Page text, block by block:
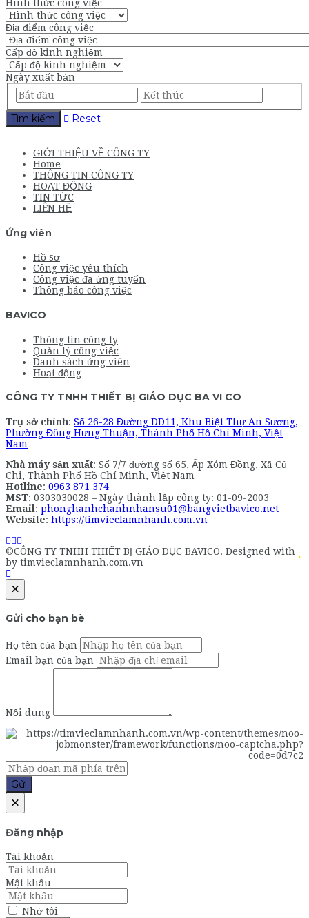
Hình thức công việc
Địa điểm công việc
Cấp độ kinh nghiệm
Ngày xuất bản
Tìm kiếm Reset
GIỚI THIỆU VỀ CÔNG TY
Home
THÔNG TIN CÔNG TY
HOẠT ĐỘNG
TIN TỨC
LIÊN HỆ
Ứng viên
Hồ sơ
Công việc yêu thích
Công việc đã ứng tuyển
Thông báo công việc
BAVICO
Thông tin công ty
Quản lý công việc
Danh sách ứng viên
Hoạt động
CÔNG TY TNHH THIẾT BỊ GIÁO DỤC BA VI CO
Trụ sở chính: Số 26-28 Đường DD11, Khu Biệt Thự An Sương,
Phường Đông Hưng Thuận, Thành Phố Hồ Chí Minh, Việt
Nam
Nhà máy sản xuất: Số 7/7 đường số 65, Ấp Xóm Đồng, Xã Củ
Chi, Thành Phố Hồ Chí Minh, Việt Nam
Hotline: 0963 871 374
MST: 0303030028 – Ngày thành lập công ty: 01-09-2003
Email : phonghanhchanhnhansu01@bangvietbavico.net
Website: https://timvieclamnhanh.com.vn
©CÔNG TY TNHH THIẾT BỊ GIÁO DỤC BAVICO. Designed with
by timvieclamnhanh.com.vn
×
Gửi cho bạn bè
Họ tên của bạn
Email bạn của bạn
Nội dung
Gửi
×
Đăng nhập
Tài khoản
Mật khẩu
Nhớ tôi